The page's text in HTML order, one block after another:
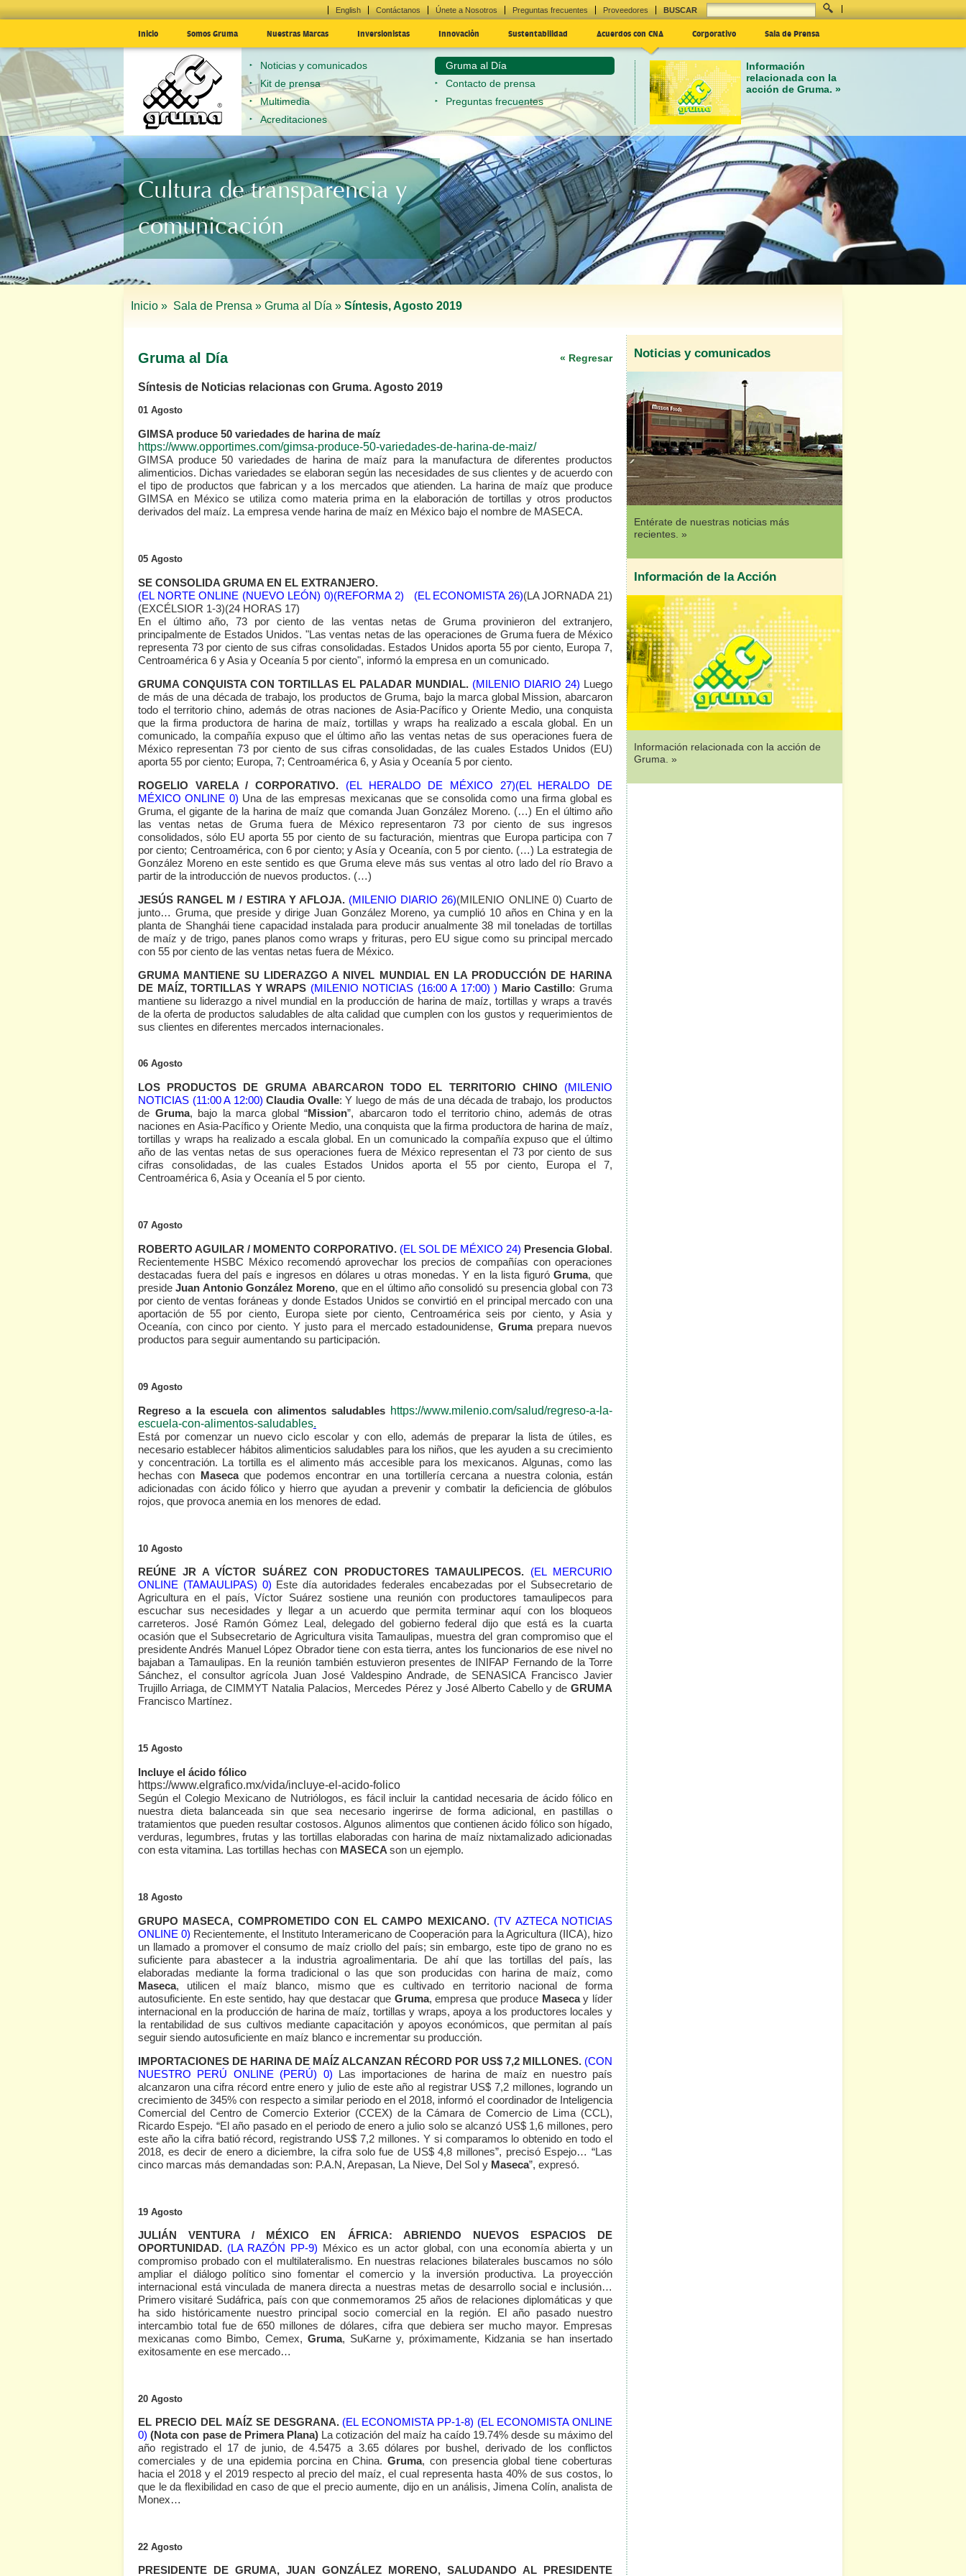
English Contáctanos Únete a Nosotros Preguntas frecuentes Proveedores BUSCAR
Inicio Somos Gruma Nuestras Marcas Inversionistas Innovación Sustentabilidad Acuerdos con CNA Corporativo Sala de Prensa
Noticias y comunicados
Kit de prensa
Multimedia
Acreditaciones
Gruma al Día
Contacto de prensa
Preguntas frecuentes
Información
relacionada con la
acción de Gruma. »
Cultura de transparencia y
comunicación
Inicio » Sala de Prensa » Gruma al Día » Síntesis, Agosto 2019
Gruma al Día « Regresar
Síntesis de Noticias relacionas con Gruma. Agosto 2019
01 Agosto
GIMSA produce 50 variedades de harina de maíz
https://www.opportimes.com/gimsa-produce-50-variedades-de-harina-de-maiz/
GIMSA produce 50 variedades de harina de maíz para la manufactura de diferentes productos
alimenticios. Dichas variedades se elaboran según las necesidades de sus clientes y de acuerdo con
el tipo de productos que fabrican y a los mercados que atienden. La harina de maíz que produce
GIMSA en México se utiliza como materia prima en la elaboración de tortillas y otros productos
derivados del maíz. La empresa vende harina de maíz en México bajo el nombre de MASECA.
05 Agosto
SE CONSOLIDA GRUMA EN EL EXTRANJERO.
(EL NORTE ONLINE (NUEVO LEÓN) 0)(REFORMA 2) (EL ECONOMISTA 26)(LA JORNADA 21)
(EXCÉLSIOR 1-3)(24 HORAS 17)
En el último año, 73 por ciento de las ventas netas de Gruma provinieron del extranjero,
principalmente de Estados Unidos. "Las ventas netas de las operaciones de Gruma fuera de México
representa 73 por ciento de sus cifras consolidadas. Estados Unidos aporta 55 por ciento, Europa 7,
Centroamérica 6 y Asia y Oceanía 5 por ciento", informó la empresa en un comunicado.
GRUMA CONQUISTA CON TORTILLAS EL PALADAR MUNDIAL. (MILENIO DIARIO 24) Luego
de más de una década de trabajo, los productos de Gruma, bajo la marca global Mission, abarcaron
todo el territorio chino, además de otras naciones de Asia-Pacífico y Oriente Medio, una conquista
que la firma productora de harina de maíz, tortillas y wraps ha realizado a escala global. En un
comunicado, la compañía expuso que el último año las ventas netas de sus operaciones fuera de
México representan 73 por ciento de sus cifras consolidadas, de las cuales Estados Unidos (EU)
aporta 55 por ciento; Europa, 7; Centroamérica 6, y Asia y Oceanía 5 por ciento.
ROGELIO VARELA / CORPORATIVO. (EL HERALDO DE MÉXICO 27)(EL HERALDO DE
MÉXICO ONLINE 0) Una de las empresas mexicanas que se consolida como una firma global es
Gruma, el gigante de la harina de maíz que comanda Juan González Moreno. (…) En el último año
las ventas netas de Gruma fuera de México representaron 73 por ciento de sus ingresos
consolidados, sólo EU aporta 55 por ciento de su facturación, mientras que Europa participa con 7
por ciento; Centroamérica, con 6 por ciento; y Asía y Oceanía, con 5 por ciento. (…) La estrategia de
González Moreno en este sentido es que Gruma eleve más sus ventas al otro lado del río Bravo a
partir de la introducción de nuevos productos. (…)
JESÚS RANGEL M / ESTIRA Y AFLOJA. (MILENIO DIARIO 26)(MILENIO ONLINE 0) Cuarto de
junto… Gruma, que preside y dirige Juan González Moreno, ya cumplió 10 años en China y en la
planta de Shanghái tiene capacidad instalada para producir anualmente 38 mil toneladas de tortillas
de maíz y de trigo, panes planos como wraps y frituras, pero EU sigue como su principal mercado
con 55 por ciento de las ventas netas fuera de México.
GRUMA MANTIENE SU LIDERAZGO A NIVEL MUNDIAL EN LA PRODUCCIÓN DE HARINA
DE MAÍZ, TORTILLAS Y WRAPS (MILENIO NOTICIAS (16:00 A 17:00) ) Mario Castillo:Gruma
mantiene su liderazgo a nivel mundial en la producción de harina de maíz, tortillas y wraps a través
de la oferta de productos saludables de alta calidad que cumplen con los gustos y requerimientos de
sus clientes en diferentes mercados internacionales.
06 Agosto
LOS PRODUCTOS DE GRUMA ABARCARON TODO EL TERRITORIO CHINO (MILENIO
NOTICIAS (11:00 A 12:00) Claudia Ovalle: Y luego de más de una década de trabajo, los productos
de Gruma, bajo la marca global “Mission”, abarcaron todo el territorio chino, además de otras
naciones en Asia-Pacífico y Oriente Medio, una conquista que la firma productora de harina de maíz,
tortillas y wraps ha realizado a escala global. En un comunicado la compañía expuso que el último
año de las ventas netas de sus operaciones fuera de México representan el 73 por ciento de sus
cifras consolidadas, de las cuales Estados Unidos aporta el 55 por ciento, Europa el 7,
Centroamérica 6, Asia y Oceanía el 5 por ciento.
07 Agosto
ROBERTO AGUILAR / MOMENTO CORPORATIVO. (EL SOL DE MÉXICO 24) Presencia Global.
Recientemente HSBC México recomendó aprovechar los precios de compañías con operaciones
destacadas fuera del país e ingresos en dólares u otras monedas. Y en la lista figuróGruma, que
presideJuan Antonio González Moreno, que en el último año consolidó su presencia global con 73
por ciento de ventas foráneas y donde Estados Unidos se convirtió en el principal mercado con una
aportación de 55 por ciento, Europa siete por ciento, Centroamérica seis por ciento, y Asia y
Oceanía, con cinco por ciento. Y justo para el mercado estadounidense, Gruma prepara nuevos
productos para seguir aumentando su participación.
09 Agosto
Regreso a la escuela con alimentos saludables https://www.milenio.com/salud/regreso-a-la-
escuela-con-alimentos-saludables.
Está por comenzar un nuevo ciclo escolar y con ello, además de preparar la lista de útiles, es
necesario establecer hábitos alimenticios saludables para los niños, que les ayuden a su crecimiento
y concentración. La tortilla es el alimento más accesible para los mexicanos. Algunas, como las
hechas con Masecaque podemos encontrar en una tortillería cercana a nuestra colonia, están
adicionadas con ácido fólico y hierro que ayudan a prevenir y combatir la deficiencia de glóbulos
rojos, que provoca anemia en los menores de edad.
10 Agosto
REÚNE JR A VÍCTOR SUÁREZ CON PRODUCTORES TAMAULIPECOS. (EL MERCURIO
ONLINE (TAMAULIPAS) 0) Este día autoridades federales encabezadas por el Subsecretario de
Agricultura en el país, Víctor Suárez sostiene una reunión con productores tamaulipecos para
escuchar sus necesidades y llegar a un acuerdo que permita terminar aquí con los bloqueos
carreteros. José Ramón Gómez Leal, delegado del gobierno federal dijo que está es la cuarta
ocasión que el Subsecretario de Agricultura visita Tamaulipas, muestra del gran compromiso que el
presidente Andrés Manuel López Obrador tiene con esta tierra, antes los funcionarios de ese nivel no
bajaban a Tamaulipas. En la reunión también estuvieron presentes de INIFAP Fernando de la Torre
Sánchez, el consultor agrícola Juan José Valdespino Andrade, de SENASICA Francisco Javier
Trujillo Arriaga, de CIMMYT Natalia Palacios, Mercedes Pérez y José Alberto Cabello y de GRUMA
Francisco Martínez.
15 Agosto
Incluye el ácido fólico
https://www.elgrafico.mx/vida/incluye-el-acido-folico
Según el Colegio Mexicano de Nutriólogos, es fácil incluir la cantidad necesaria de ácido fólico en
nuestra dieta balanceada sin que sea necesario ingerirse de forma adicional, en pastillas o
tratamientos que pueden resultar costosos. Algunos alimentos que contienen ácido fólico son hígado,
verduras, legumbres, frutas y las tortillas elaboradas con harina de maíz nixtamalizado adicionadas
con esta vitamina. Las tortillas hechas con MASECA son un ejemplo.
18 Agosto
GRUPO MASECA, COMPROMETIDO CON EL CAMPO MEXICANO. (TV AZTECA NOTICIAS
ONLINE 0) Recientemente, el Instituto Interamericano de Cooperación para la Agricultura (IICA), hizo
un llamado a promover el consumo de maíz criollo del país; sin embargo, este tipo de grano no es
suficiente para abastecer a la industria agroalimentaria. De ahí que las tortillas del país, las
elaboradas mediante la forma tradicional o las que son producidas con harina de maíz, como
Maseca, utilicen el maíz blanco, mismo que es cultivado en territorio nacional de forma
autosuficiente. En este sentido, hay que destacar que Gruma, empresa que produce Masecay líder
internacional en la producción de harina de maíz, tortillas y wraps, apoya a los productores locales y
la rentabilidad de sus cultivos mediante capacitación y apoyos económicos, que permitan al país
seguir siendo autosuficiente en maíz blanco e incrementar su producción.
IMPORTACIONES DE HARINA DE MAÍZ ALCANZAN RÉCORD POR US$ 7,2 MILLONES. (CON
NUESTRO PERÚ ONLINE (PERÚ) 0) Las importaciones de harina de maíz en nuestro país
alcanzaron una cifra récord entre enero y julio de este año al registrar US$ 7,2 millones, logrando un
crecimiento de 345% con respecto a similar periodo en el 2018, informó el coordinador de Inteligencia
Comercial del Centro de Comercio Exterior (CCEX) de la Cámara de Comercio de Lima (CCL),
Ricardo Espejo. “El año pasado en el periodo de enero a julio solo se alcanzó US$ 1,6 millones, pero
este año la cifra batió récord, registrando US$ 7,2 millones. Y si comparamos lo obtenido en todo el
2018, es decir de enero a diciembre, la cifra solo fue de US$ 4,8 millones”, precisó Espejo… “Las
cinco marcas más demandadas son: P.A.N, Arepasan, La Nieve, Del Sol y Maseca”, expresó.
19 Agosto
JULIÁN VENTURA / MÉXICO EN ÁFRICA: ABRIENDO NUEVOS ESPACIOS DE
OPORTUNIDAD. (LA RAZÓN PP-9) México es un actor global, con una economía abierta y un
compromiso probado con el multilateralismo. En nuestras relaciones bilaterales buscamos no sólo
ampliar el diálogo político sino fomentar el comercio y la inversión productiva. La proyección
internacional está vinculada de manera directa a nuestras metas de desarrollo social e inclusión…
Primero visitaré Sudáfrica, país con que conmemoramos 25 años de relaciones diplomáticas y que
ha sido históricamente nuestro principal socio comercial en la región. El año pasado nuestro
intercambio total fue de 650 millones de dólares, cifra que debiera ser mucho mayor. Empresas
mexicanas como Bimbo, Cemex, Gruma, SuKarne y, próximamente, Kidzania se han insertado
exitosamente en ese mercado…
20 Agosto
EL PRECIO DEL MAÍZ SE DESGRANA. (EL ECONOMISTA PP-1-8) (EL ECONOMISTA ONLINE
0) (Nota con pase de Primera Plana) La cotización del maíz ha caído 19.74% desde su máximo del
año registrado el 17 de junio, de 4.5475 a 3.65 dólares por bushel, derivado de los conflictos
comerciales y de una epidemia porcina en China.Gruma, con presencia global tiene coberturas
hacia el 2018 y el 2019 respecto al precio del maíz, el cual representa hasta 40% de sus costos, lo
que le da flexibilidad en caso de que el precio aumente, dijo en un análisis, Jimena Colín, analista de
Monex…
22 Agosto
PRESIDENTE DE GRUMA, JUAN GONZÁLEZ MORENO, SALUDANDO AL PRESIDENTE
Noticias y comunicados
Entérate de nuestras noticias más
recientes. »
Información de la Acción
Información relacionada con la acción de
Gruma. »